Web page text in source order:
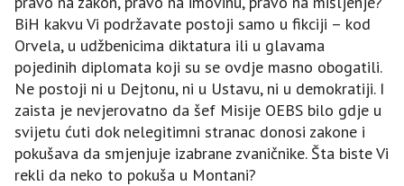
BiH kakvu Vi podržavate postoji samo u fikciji – kod
Orvela, u udžbenicima diktatura ili u glavama
pojedinih diplomata koji su se ovdje masno obogatili.
Ne postoji ni u Dejtonu, ni u Ustavu, ni u demokratiji. I
zaista je nevjerovatno da šef Misije OEBS bilo gdje u
svijetu ćuti dok nelegitimni stranac donosi zakone i
pokušava da smjenjuje izabrane zvaničnike. Šta biste Vi
rekli da neko to pokuša u Montani?